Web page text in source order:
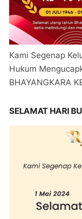
Kami Segenap
Hukum
BHAYANGKARA
SELAMAT HARI